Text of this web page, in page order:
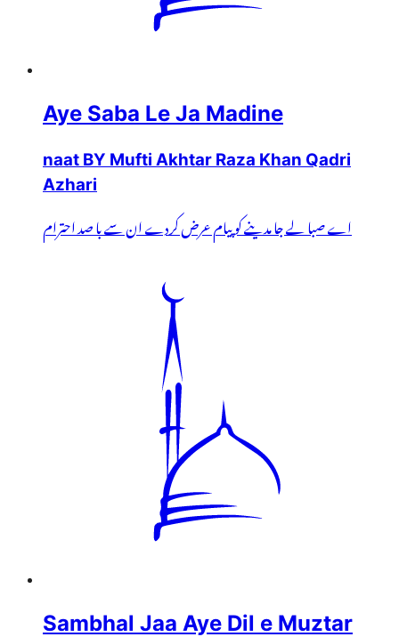
Aye Saba Le Ja Madine
naat BY Mufti Akhtar Raza Khan Qadri
Azhari
اے صبا لے جا مدینے کو پیام عرض کردے ان سے با صد احترام
Sambhal Jaa Aye Dil e Muztar